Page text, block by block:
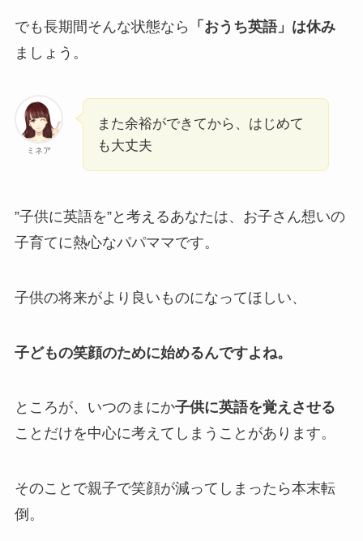
でも長期間そんな状態なら
「おうち英語」は休み
ましょう。
ミネア
また余裕ができてから、はじめて
も大丈夫
”子供に英語を”と考えるあなたは、お子さん想いの
子育てに熱心なパパママです。
子供の将来がより良いものになってほしい、
子どもの笑顔のために始めるんですよね。
ところが、いつのまにか子供に英語を覚えさせる
ことだけを中心に考えてしまうことがあります。
そのことで親子で笑顔が減ってしまったら本末転
倒。